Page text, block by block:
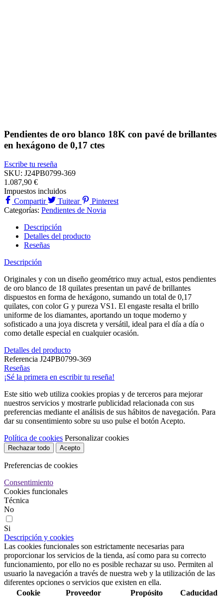
Pendientes de oro blanco 18K con pavé de brillantes
en hexágono de 0,17 ctes
Escribe tu reseña
SKU: J24PB0799-369
1.087,90 €
Impuestos incluidos
Compartir
Tuitear
Pinterest
Categorías: Pendientes de Novia
Descripción
Detalles del producto
Reseñas
Descripción
Originales y con un diseño geométrico muy actual, estos pendientes
de oro blanco de 18 quilates presentan un pavé de brillantes
dispuestos en forma de hexágono, sumando un total de 0,17
quilates, con color G y pureza VS1. El engaste resalta el brillo
uniforme de los diamantes, aportando un toque moderno y
sofisticado a una joya discreta y versátil, ideal para el día a día o
como detalle especial en cualquier ocasión.
Detalles del producto
Referencia J24PB0799-369
Reseñas
¡Sé la primera en escribir tu reseña!
Este sitio web utiliza cookies propias y de terceros para mejorar
nuestros servicios y mostrarle publicidad relacionada con sus
preferencias mediante el análisis de sus hábitos de navegación. Para
dar su consentimiento sobre su uso pulse el botón Acepto.
Política de cookies Personalizar cookies
Rechazar todo Acepto
Preferencias de cookies
Consentimiento
Cookies funcionales
Técnica
No
Si
Descripción y cookies
Las cookies funcionales son estrictamente necesarias para
proporcionar los servicios de la tienda, así como para su correcto
funcionamiento, por ello no es posible rechazar su uso. Permiten al
usuario la navegación a través de nuestra web y la utilización de las
diferentes opciones o servicios que existen en ella.
Cookie
Proveedor Propósito Caducidad